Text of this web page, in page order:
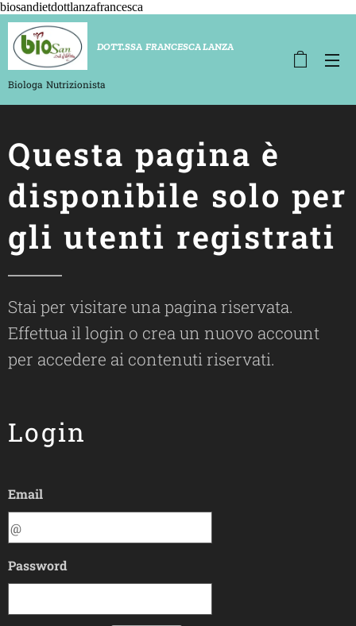
biosandietdottlanzafrancesca
DOTT.SSA FRANCESCA LANZA
Biologa Nutrizionista
Questa pagina è
disponibile solo per
gli utenti registrati
Stai per visitare una pagina riservata.
Effettua il login o crea un nuovo account
per accedere ai contenuti riservati.
Login
Email
Password